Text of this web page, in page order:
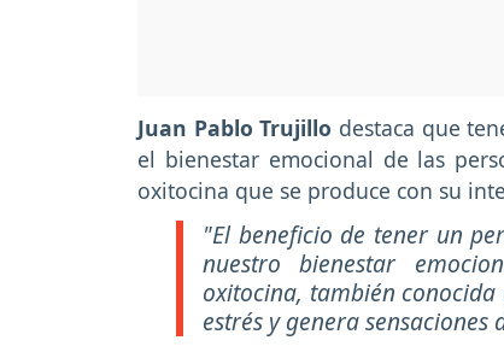
Juan Pablo Trujillo destaca que
el bienestar emocional de las
oxitocina que se produce con su
"El beneficio de tener un
nuestro bienestar
oxitocina, también
estrés y genera